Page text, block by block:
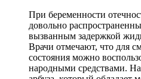
При беременности
довольно
вызванным задержкой
Врачи отмечают, что для
состояния можно
народными средствами.